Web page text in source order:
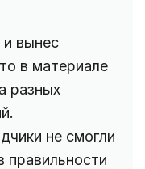
и вынес
в материале
разных
не смогли
правильности